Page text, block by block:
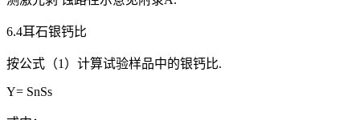
6.4耳石银钙比
按公式（1）计算试验样品中的银钙比.
Y= SnSs